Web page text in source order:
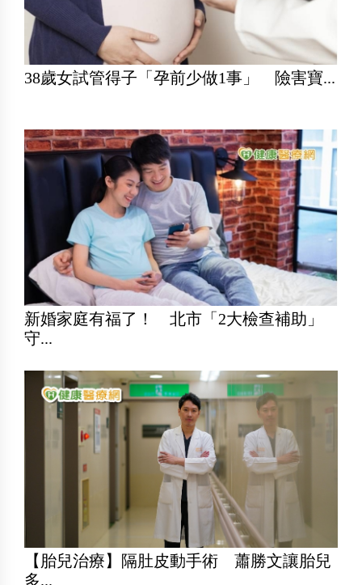
38歲女試管得子「孕前少做1事」 險害寶...
新婚家庭有福了！ 北市「2大檢查補助」
守...
【胎兒治療】隔肚皮動手術 蕭勝文讓胎兒
多...